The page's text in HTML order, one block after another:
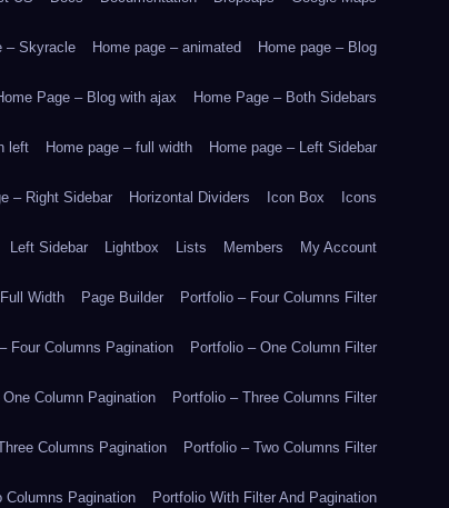
– Skyracle Home page – animated Home page – Blog
Page – Blog with ajax Home Page – Both Sidebars
left Home page – full width Home page – Left Sidebar
– Right Sidebar Horizontal Dividers Icon Box Icons
Left Sidebar Lightbox Lists Members My Account
Width Page Builder Portfolio – Four Columns Filter
Four Columns Pagination Portfolio – One Column Filter
Column Pagination Portfolio – Three Columns Filter
Columns Pagination Portfolio – Two Columns Filter
Columns Pagination Portfolio With Filter And Pagination